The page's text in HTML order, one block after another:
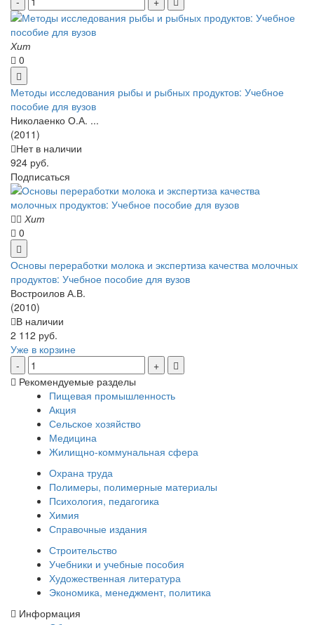
Хит
0
Методы исследования рыбы и рыбных продуктов: Учебное
пособие для вузов
Николаенко О.А. ...
(2011)
Нет в наличии
924 руб.
Подписаться
Хит
0
Основы переработки молока и экспертиза качества молочных
продуктов: Учебное пособие для вузов
Востроилов А.В.
(2010)
В наличии
2 112 руб.
Уже в корзине
Рекомендуемые разделы
Пищевая промышленность
Акция
Сельское хозяйство
Медицина
Жилищно-коммунальная сфера
Охрана труда
Полимеры, полимерные материалы
Психология, педагогика
Химия
Справочные издания
Строительство
Учебники и учебные пособия
Художественная литература
Экономика, менеджмент, политика
Информация